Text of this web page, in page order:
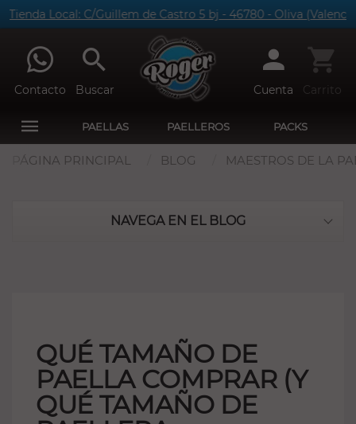
Tienda Local: C/Guillem de Castro 5 bj - 46780 - Oliva (Valencia)
Contacto Buscar Cuenta Carrito
PAELLAS PAELLEROS PACKS
PÁGINA PRINCIPAL BLOG MAESTROS DE LA
NAVEGA EN EL BLOG
QUÉ TAMAÑO DE
PAELLA COMPRAR (Y
QUÉ TAMAÑO DE